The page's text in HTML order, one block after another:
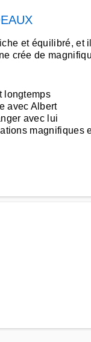
et équilibré,
crée de
longtemps
avec Albert
avec lui
magnifiques